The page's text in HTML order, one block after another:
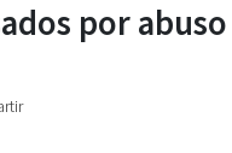
por